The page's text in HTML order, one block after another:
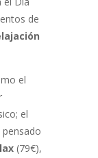
de
el
el
pensado
(79€),